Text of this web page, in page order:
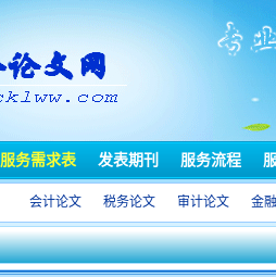
服务需求表 发表期刊 服务流程
会计论文 税务论文 审计论文 金